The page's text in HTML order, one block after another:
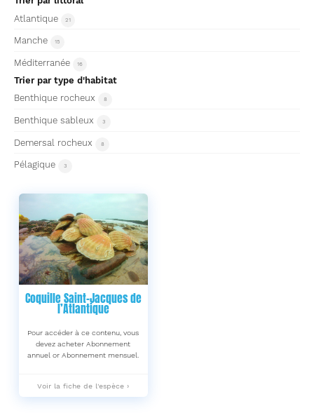
Coquille Saint-Jacques de
l’Atlantique
Pour accéder à ce contenu, vous
devez acheter Abonnement
annuel or Abonnement mensuel.
Coquille
Saint-
Voir la fiche de l'espèce ›
Atlantique
21
Manche 15
Méditerranée 16
Trier par type d'habitat
Benthique rocheux
8
Benthique sableux 3
Demersal rocheux 8
Pélagique 3